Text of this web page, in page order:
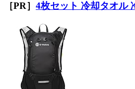
［PR］ 4枚セット 冷却タオル